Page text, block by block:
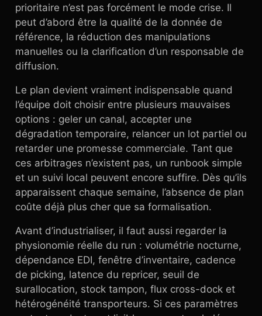
prioritaire n’est pas forcément le mode crise. Il
peut d’abord être la qualité de la donnée de
référence, la réduction des manipulations
manuelles ou la clarification d’un responsable de
diffusion.
Le plan devient vraiment indispensable quand
l’équipe doit choisir entre plusieurs mauvaises
options : geler un canal, accepter une
dégradation temporaire, relancer un lot partiel ou
retarder une promesse commerciale. Tant que
ces arbitrages n’existent pas, un runbook simple
et un suivi local peuvent encore suffire. Dès qu’ils
apparaissent chaque semaine, l’absence de plan
coûte déjà plus cher que sa formalisation.
Avant d’industrialiser, il faut aussi regarder la
physionomie réelle du run : volumétrie nocturne,
dépendance EDI, fenêtre d’inventaire, cadence
de picking, latence du repricer, seuil de
surallocation, stock tampon, flux cross-dock et
hétérogénéité transporteurs. Si ces paramètres